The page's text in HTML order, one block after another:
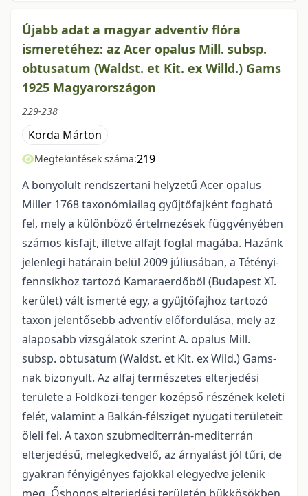
Újabb adat a magyar adventív flóra
ismeretéhez: az Acer opalus Mill. subsp.
obtusatum (Waldst. et Kit. ex Willd.) Gams
1925 Magyarországon
229-238
Korda Márton
Megtekintések száma:219
A bonyolult rendszertani helyzetű Acer opalus
Miller 1768 taxonómiailag gyűjtőfajként fogható
fel, mely a különböző értelmezések függvényében
számos kisfajt, illetve alfajt foglal magába. Hazánk
jelenlegi határain belül 2009 júliusában, a Tétényi-
fennsíkhoz tartozó Kamaraerdőből (Budapest XI.
kerület) vált ismerté egy, a gyűjtőfajhoz tartozó
taxon jelentősebb adventív előfordulása, mely az
alaposabb vizsgálatok szerint A. opalus Mill.
subsp. obtusatum (Waldst. et Kit. ex Wild.) Gams-
nak bizonyult. Az alfaj természetes elterjedési
területe a Földközi-tenger középső részének keleti
felét, valamint a Balkán-félsziget nyugati területeit
öleli fel. A taxon szubmediterrán-mediterrán
elterjedésű, melegkedvelő, az árnyalást jól tűri, de
gyakran fényigényes fajokkal elegyedve jelenik